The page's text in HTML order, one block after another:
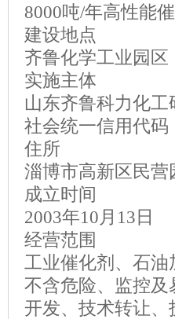
8000吨/年高性能
建设地点
齐鲁化学工业园区
实施主体
山东齐鲁科力化工
社会统一信用代码
住所
淄博市高新区民营
成立时间
2003年10月13日
经营范围
工业催化剂、石
不含危险、监控
开发、技术转让